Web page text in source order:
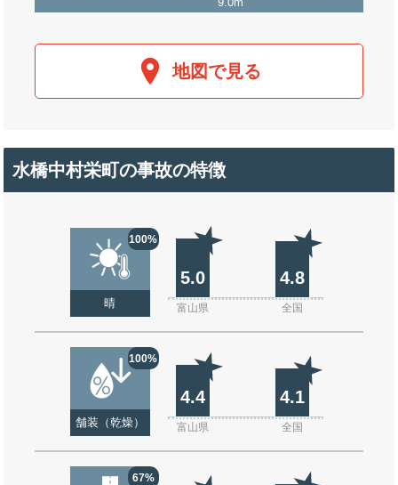
地図で見る
水橋中村栄町の事故の特徴
100%
晴
5.0 4.8
富山県 全国
100%
舗装（乾燥）
4.4 4.1
富山県 全国
67%